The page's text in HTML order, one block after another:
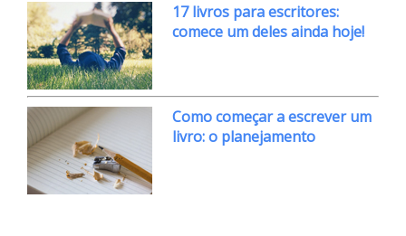
17 livros para escritores:
comece um deles ainda hoje!
Como começar a escrever um
livro: o planejamento